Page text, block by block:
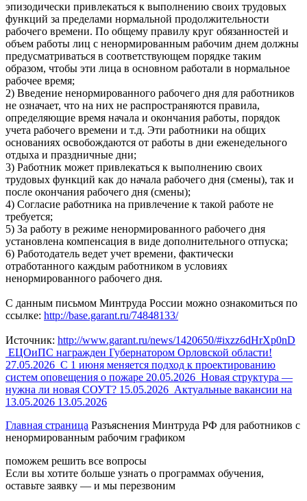
эпизодически привлекаться к выполнению своих трудовых
функций за пределами нормальной продолжительности
рабочего времени. По общему правилу круг обязанностей и
объем работы лиц с ненормированным рабочим днем должны
предусматриваться в соответствующем порядке таким
образом, чтобы эти лица в основном работали в нормальное
рабочее время;
2) Введение ненормированного рабочего дня для работников
не означает, что на них не распространяются правила,
определяющие время начала и окончания работы, порядок
учета рабочего времени и т.д. Эти работники на общих
основаниях освобождаются от работы в дни еженедельного
отдыха и праздничные дни;
3) Работник может привлекаться к выполнению своих
трудовых функций как до начала рабочего дня (смены), так и
после окончания рабочего дня (смены);
4) Согласие работника на привлечение к такой работе не
требуется;
5) За работу в режиме ненормированного рабочего дня
установлена компенсация в виде дополнительного отпуска;
6) Работодатель ведет учет времени, фактически
отработанного каждым работником в условиях
ненормированного рабочего дня.
С данным письмом Минтруда России можно ознакомиться по
ссылке: http://base.garant.ru/74848133/
Источник: http://www.garant.ru/news/1420650/#ixzz6dHrXp0nD
ЕЦОиПС награжден Губернатором Орловской области!
27.05.2026 С 1 июня меняется подход к проектированию
систем оповещения о пожаре 20.05.2026 Новая структура —
нужна ли новая СОУТ? 15.05.2026 Актуальные вакансии на
13.05.2026 13.05.2026
Главная страница Разъяснения Минтруда РФ для работников с
ненормированным рабочим графиком
поможем решить все вопросы
Если вы хотите больше узнать о программах обучения,
оставьте заявку — и мы перезвоним